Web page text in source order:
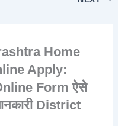
Home
Apply:
Online Form ऐसे
District